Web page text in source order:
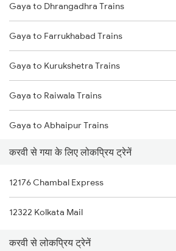
Karwi to Mau Ranipur Trains
Karwi to Mathura Trains
Karwi to Maihar Trains
Gaya to Dhrangadhra Trains
Gaya to Farrukhabad Trains
Gaya to Kurukshetra Trains
Gaya to Raiwala Trains
Gaya to Abhaipur Trains
Gaya to Loharre Trains
Gaya to Kashi Chak Trains
Gaya to Muhammadganj Trains
Gaya to Hardoi Trains
करवी से गया के लिए लोकप्रिय ट्रेनें
12176 Chambal Express
12322 Kolkata Mail
करवी से लोकप्रिय ट्रेनें